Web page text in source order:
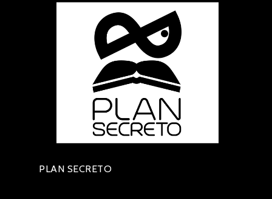
PLAN SECRETO